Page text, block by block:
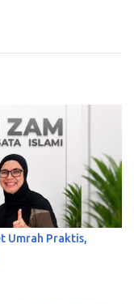
Umrah Praktis,